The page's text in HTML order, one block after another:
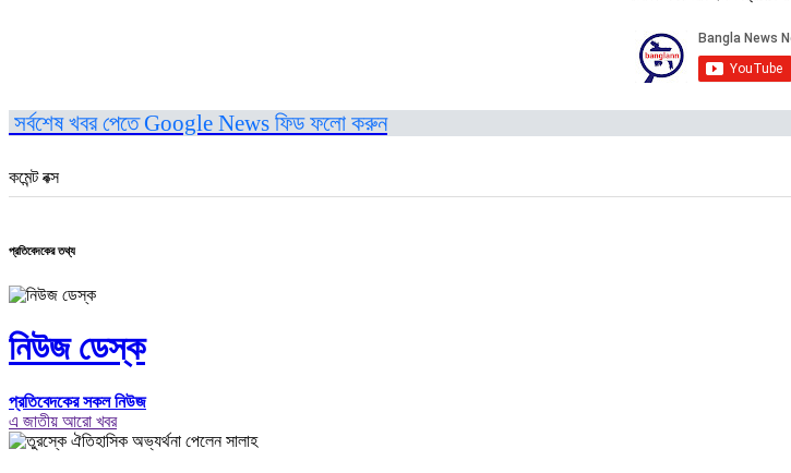
সর্বশেষ খবর পেতে Google News ফিড ফলো করুন
কমেন্ট বক্স
প্রতিবেদকের তথ্য
নিউজ ডেস্ক
প্রতিবেদকের সকল নিউজ
এ জাতীয় আরো খবর